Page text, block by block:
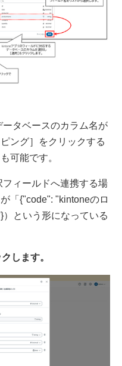
タベースのカラム名が
ング］をクリックする
可能です。
ィールドへ連携する場
「{"code": "kintoneのロ
という形になっている
します。